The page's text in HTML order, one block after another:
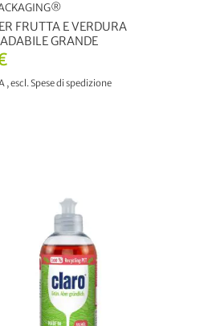
,escl.Spese di spedizione
FRUTTA E VERDURA
GRANDE